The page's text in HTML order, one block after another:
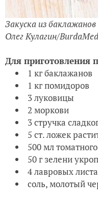
Закуска из
Олег Кулагин/
Для приготовления
1 кг баклажанов
1 кг помидоров
3 луковицы
2 моркови
3 стручка
5 ст. ложек
500 мл
50 г зелени
4 лавровых листа
соль, молотый